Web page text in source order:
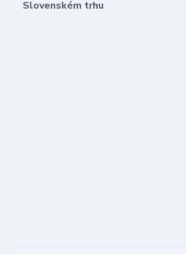
Slovenském trhu